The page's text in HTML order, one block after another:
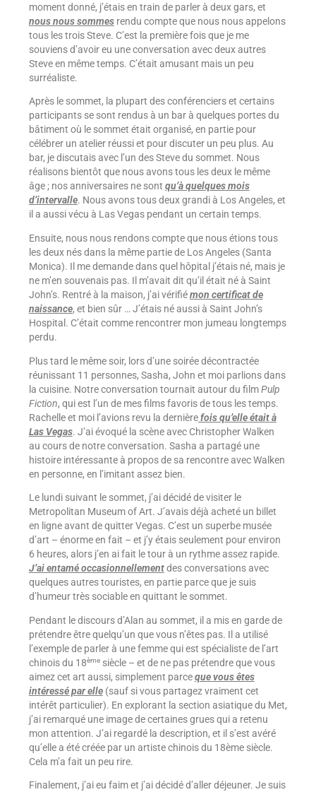
moment donné, j’étais en train de parler à deux gars, et
nous nous sommesrendu compte que nous nous appelons
tous les trois Steve. C’est la première fois que je me
souviens d’avoir eu une conversation avec deux autres
Steve en même temps. C’était amusant mais un peu
surréaliste.
Après le sommet, la plupart des conférenciers et certains
participants se sont rendus à un bar à quelques portes du
bâtiment où le sommet était organisé, en partie pour
célébrer un atelier réussi et pour discuter un peu plus. Au
bar, je discutais avec l’un des Steve du sommet. Nous
réalisons bientôt que nous avons tous les deux le même
âge ; nos anniversaires ne sont qu’à quelques mois
d’intervalle. Nous avons tous deux grandi à Los Angeles, et
il a aussi vécu à Las Vegas pendant un certain temps.
Ensuite, nous nous rendons compte que nous étions tous
les deux nés dans la même partie de Los Angeles (Santa
Monica). Il me demande dans quel hôpital j’étais né, mais je
ne m’en souvenais pas. Il m’avait dit qu’il était né à Saint
John’s. Rentré à la maison, j’ai vérifiémon certificat de
naissance, et bien sûr … J’étais né aussi à Saint John’s
Hospital. C’était comme rencontrer mon jumeau longtemps
perdu.
Plus tard le même soir, lors d’une soirée décontractée
réunissant 11 personnes, Sasha, John et moi parlions dans
la cuisine. Notre conversation tournait autour du filmPulp
Fiction, qui est l’un de mes films favoris de tous les temps.
Rachelle et moi l’avions revu la dernièrefois qu’elle était à
Las Vegas. J’ai évoqué la scène avec Christopher Walken
au cours de notre conversation. Sasha a partagé une
histoire intéressante à propos de sa rencontre avec Walken
en personne, en l’imitant assez bien.
Le lundi suivant le sommet, j’ai décidé de visiter le
Metropolitan Museum of Art. J’avais déjà acheté un billet
en ligne avant de quitter Vegas. C’est un superbe musée
d’art – énorme en fait – et j’y étais seulement pour environ
6 heures, alors j’en ai fait le tour à un rythme assez rapide.
J’ai entamé occasionnellementdes conversations avec
quelques autres touristes, en partie parce que je suis
d’humeur très sociable en quittant le sommet.
Pendant le discours d’Alan au sommet, il a mis en garde de
prétendre être quelqu’un que vous n’êtes pas. Il a utilisé
l’exemple de parler à une femme qui est spécialiste de l’art
chinois du 18èmesiècle – et de ne pas prétendre que vous
aimez cet art aussi, simplement parceque vous êtes
intéressé par elle(sauf si vous partagez vraiment cet
intérêt particulier). En explorant la section asiatique du Met,
j’ai remarqué une image de certaines grues qui a retenu
mon attention. J’ai regardé la description, et il s’est avéré
qu’elle a été créée par un artiste chinois du 18ème siècle.
Cela m’a fait un peu rire.
Finalement, j’ai eu faim et j’ai décidé d’aller déjeuner. Je suis